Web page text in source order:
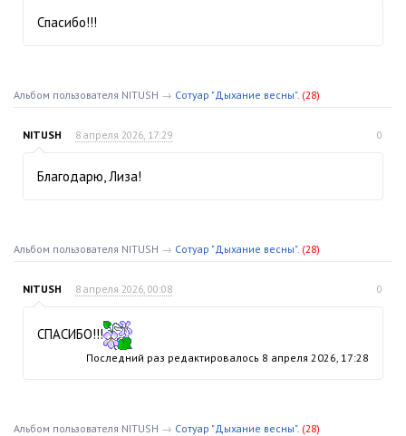
Спасибо!!!
Альбом пользователя NITUSH → Сотуар "Дыхание весны". (28)
NITUSH 8 апреля 2026, 17:29 0
Благодарю, Лиза!
Альбом пользователя NITUSH → Сотуар "Дыхание весны". (28)
NITUSH 8 апреля 2026, 00:08 0
СПАСИБО!!!
Последний раз редактировалось 8 апреля 2026, 17:28
Альбом пользователя NITUSH → Сотуар "Дыхание весны". (28)